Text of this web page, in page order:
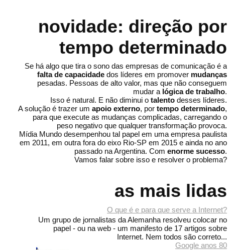
novidade: direção por
tempo determinado
Se há algo que tira o sono das empresas de comunicação é a
falta de capacidade dos líderes em promover mudanças
pesadas. Pessoas de alto valor, mas que não conseguem
mudar a lógica de trabalho.
Isso é natural. E não diminui o talento desses líderes.
A solução é trazer um apoio externo, por tempo determinado,
para que execute as mudanças complicadas, carregando o
peso negativo que qualquer transformação provoca.
Mídia Mundo desempenhou tal papel em uma empresa paulista
em 2011, em outra fora do eixo Rio-SP em 2015 e ainda no ano
passado na Argentina. Com enorme sucesso.
Vamos falar sobre isso e resolver o problema?
as mais lidas
O que é e para que serve a Internet?
Um grupo de jornalistas da Alemanha resolveu colocar no
papel - ou na web - um manifesto de 17 artigos sobre
Internet. Nem todos são correto...
Google anos 80